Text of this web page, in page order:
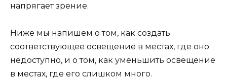
напрягает зрение.
Ниже мы напишем о том, как создать
соответствующее освещение в местах, где оно
недоступно, и о том, как уменьшить освещение
в местах, где его слишком много.